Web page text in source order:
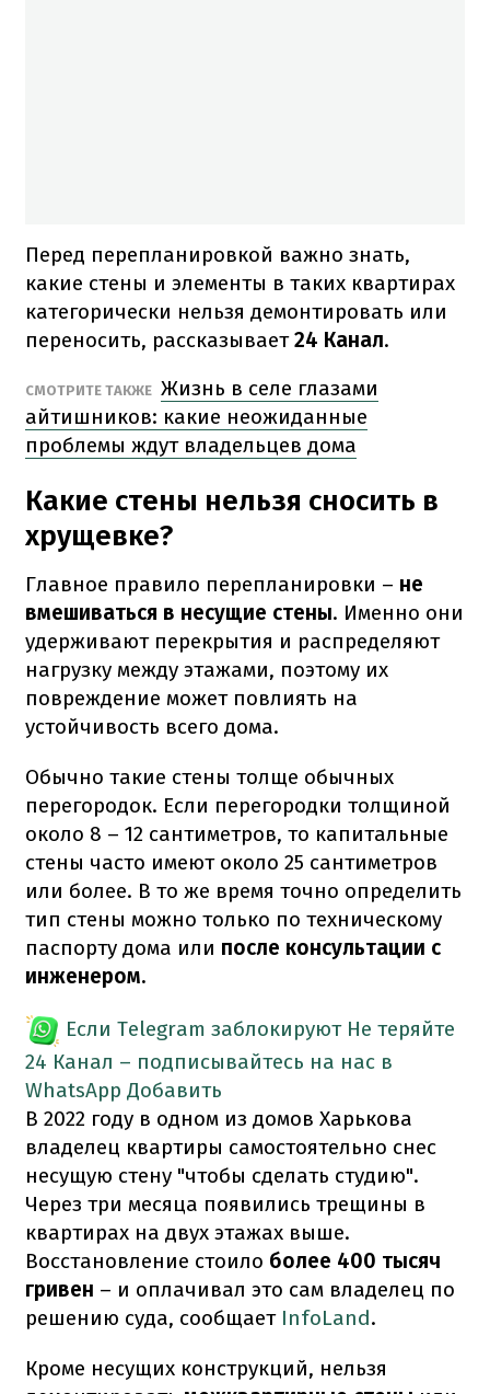
Перед перепланировкой важно знать,
какие стены и элементы в таких квартирах
категорически нельзя демонтировать или
переносить, рассказывает24 Канал.
СМОТРИТЕ ТАКЖЕ Жизнь в селе глазами
айтишников: какие неожиданные
проблемы ждут владельцев дома
Какие стены нельзя сносить в
хрущевке?
Главное правило перепланировки – не
вмешиваться в несущие стены. Именно они
удерживают перекрытия и распределяют
нагрузку между этажами, поэтому их
повреждение может повлиять на
устойчивость всего дома.
Обычно такие стены толще обычных
перегородок. Если перегородки толщиной
около 8 – 12 сантиметров, то капитальные
стены часто имеют около 25 сантиметров
или более. В то же время точно определить
тип стены можно только по техническому
паспорту дома или после консультации с
инженером.
Если Telegram заблокируют Не теряйте
24 Канал – подписывайтесь на нас в
WhatsApp Добавить
В 2022 году в одном из домов Харькова
владелец квартиры самостоятельно снес
несущую стену "чтобы сделать студию".
Через три месяца появились трещины в
квартирах на двух этажах выше.
Восстановление стоило более 400 тысяч
гривен – и оплачивал это сам владелец по
решению суда, сообщает InfoLand.
Кроме несущих конструкций, нельзя